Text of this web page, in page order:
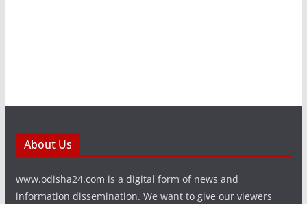
About Us
www.odisha24.com is a digital form of news and
information dissemination. We want to give our viewers